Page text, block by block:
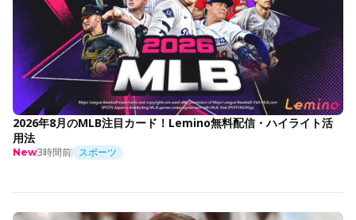
2026年8月のMLB注目カード！Lemino無料配信・ハイライト活
用法
New3時間前 スポーツ